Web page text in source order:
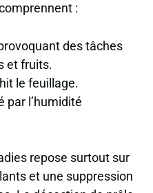
:
des tâches
et fruits.
le feuillage.
par l’humidité
repose surtout sur
et une suppression